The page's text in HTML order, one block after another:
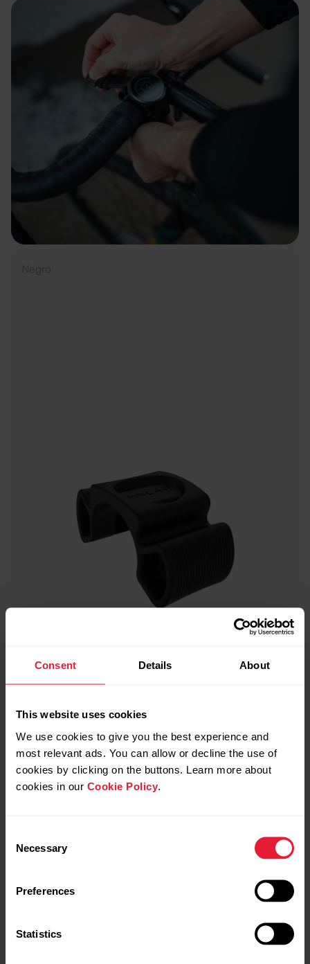
Consent Details About
This website uses cookies
We use cookies to give you the best experience and
most relevant ads. You can allow or decline the use of
cookies by clicking on the buttons. Learn more about
cookies in our Cookie Policy
Selection
Necessary
Preferences
Statistics